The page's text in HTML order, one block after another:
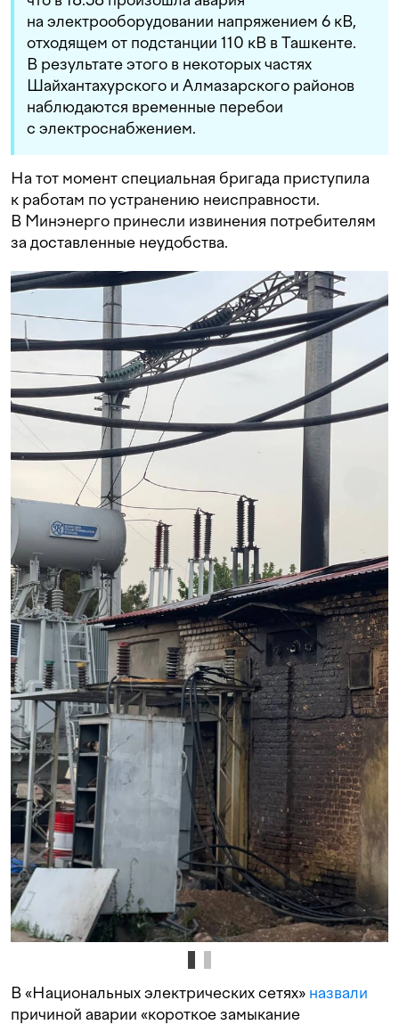
на электрооборудовании напряжением 6 кВ,
отходящем от подстанции 110 кВ в Ташкенте.
В результате этого в некоторых частях
Шайхантахурского и Алмазарского районов
наблюдаются временные перебои
с электроснабжением.
На тот момент специальная бригада приступила
к работам по устранению неисправности.
В Минэнерго принесли извинения потребителям
за доставленные неудобства.
В «Национальных электрических сетях» назвали
причиной аварии «короткое замыкание